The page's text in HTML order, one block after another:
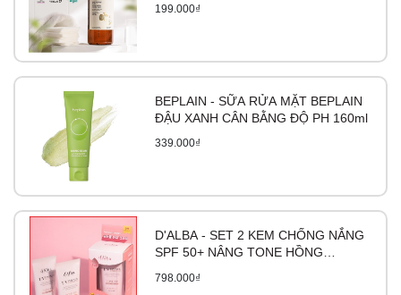
199.000₫
BEPLAIN - SỮA RỬA MẶT BEPLAIN
ĐẬU XANH CÂN BẰNG ĐỘ PH 160ml
339.000₫
D'ALBA - SET 2 KEM CHỐNG NẮNG
SPF 50+ NÂNG TONE HỒNG
50ML
798.000₫